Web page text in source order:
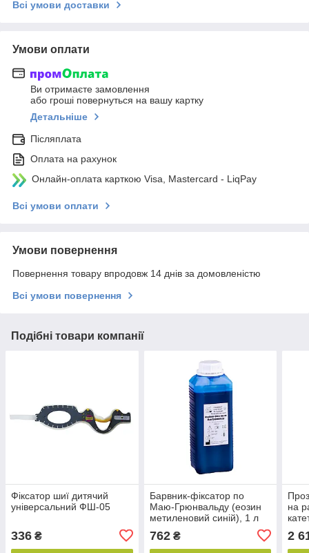
Всі умови доставки
Умови оплати
Ви отримаєте замовлення
або гроші повернуться на вашу картку
Детальніше
Післяплата
Оплата на рахунок
Онлайн-оплата карткою Visa, Mastercard - LiqPay
Всі умови оплати
Умови повернення
Повернення товару впродовж 14 днів за домовленістю
Всі умови повернення
Подібні товари компанії
Фіксатор шиї дитячий
універсальний ФШ-05
336 ₴
Барвник-фіксатор по
Маю-Грюнвальду (еозин
метиленовий синій), 1 л
762₴
на
2